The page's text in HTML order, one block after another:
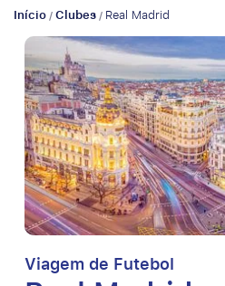
Início/Clubes/Real Madrid
Viagem de Futebol